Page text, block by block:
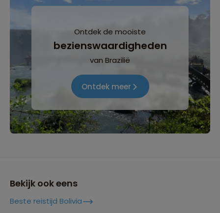
Ontdek de mooiste
bezienswaardigheden
van Brazilië
Ontdek meer
Bekijk ook eens
Beste reistijd Bolivia